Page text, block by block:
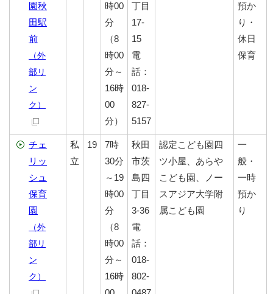
園秋
田駅
前
（外
部リ
ン
ク）
時00
分
（8
時00
分～
16時
00
分）
丁目
17-
15
電
話：
018-
827-
5157
預か
り・
休日
保育
チェ
リッ
シュ
保育
園
（外
部リ
ン
ク）
私
立
19
7時
30分
～19
時00
分
（8
時00
分～
16時
秋田
市茨
島四
丁目
3-36
電
話：
018-
802-
認定こども園四
ツ小屋、あらや
こども園、ノー
スアジア大学附
属こども園
一
般・
一時
預か
り